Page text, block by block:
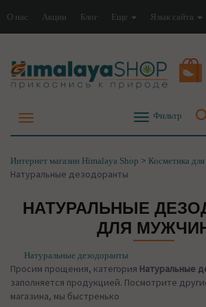
О нас Акции Блог Еще Язык сайта
Фильтр
Интернет магазин Himalaya Shop > Косметика
Натуральные дезодоранты
НАТУРАЛЬНЫЕ
ДЛЯ
Натуральные дезодоранты
Просим прощения, категория Натуральные
заполняется продукцией. Посмотрите
магазина, мы быстренько